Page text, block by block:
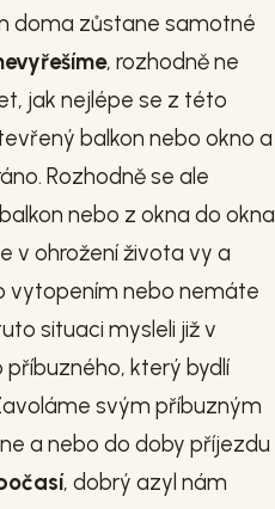
doma zůstane samotné
, rozhodně ne
jak nejlépe se z této
balkon nebo okno a
Rozhodně se ale
nebo z okna do okna
v ohrožení života vy a
vytopením nebo nemáte
situaci mysleli již v
který bydlí
svým příbuzným
a nebo do doby příjezdu
, dobrý azyl nám